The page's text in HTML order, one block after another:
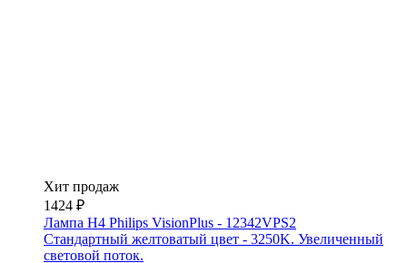
Хит продаж
1424 ₽
Лампа H4 Philips VisionPlus - 12342VPS2
Стандартный желтоватый цвет - 3250K. Увеличенный
световой поток.